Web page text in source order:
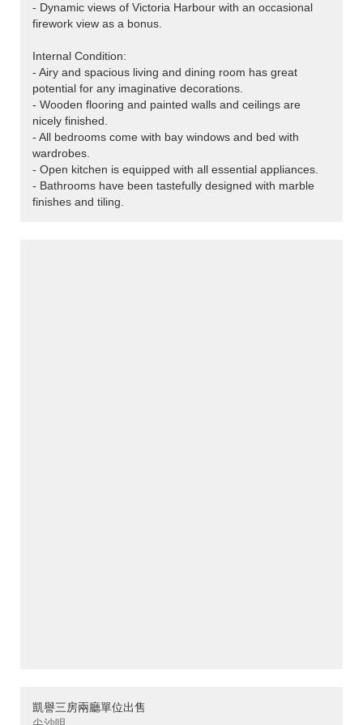
- Dynamic views of Victoria Harbour with an occasional
firework view as a bonus.
Internal Condition:
- Airy and spacious living and dining room has great
potential for any imaginative decorations.
- Wooden flooring and painted walls and ceilings are
nicely finished.
- All bedrooms come with bay windows and bed with
wardrobes.
- Open kitchen is equipped with all essential appliances.
- Bathrooms have been tastefully designed with marble
finishes and tiling.
凱譽三房兩廳單位出售